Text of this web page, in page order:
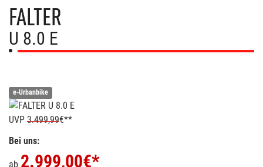
FALTER
U 8.0 E
e-Urbanbike
UVP 3.499,99€**
Bei uns:
ab 2.999,00€*